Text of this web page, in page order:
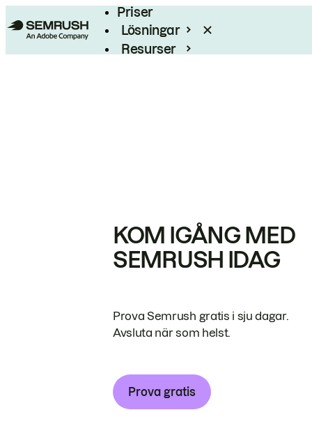
Priser
Lösningar
Resurser
KOM IGÅNG MED
SEMRUSH IDAG
Prova Semrush gratis i sju dagar.
Avsluta när som helst.
Prova gratis